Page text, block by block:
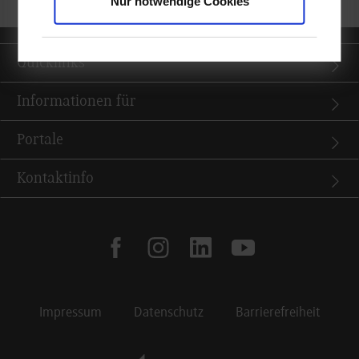
Quicklinks
Informationen für
Portale
Kontaktinfo
facebookinstagramlinkedinyoutube
Impressum Datenschutz Barrierefreiheit